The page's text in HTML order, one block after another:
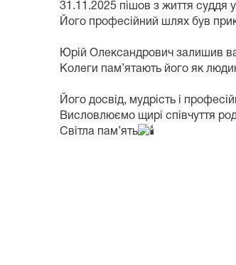
31.11.2025 пішов з життя суддя
Його професійний шлях був
Юрій Олександрович залишив
Колеги пам’ятають його як
Його досвід, мудрість і
Висловлюємо щирі співчуття
Світла пам’ять